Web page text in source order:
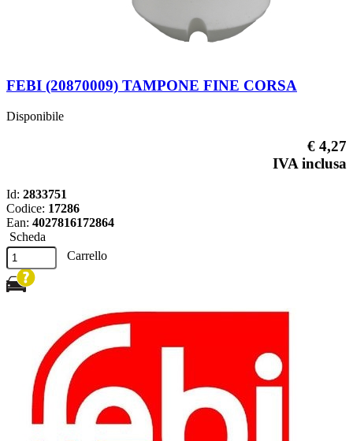
FEBI (20870009) TAMPONE FINE CORSA
Disponibile
€ 4,27
IVA inclusa
Id: 2833751
Codice: 17286
Ean: 4027816172864
Scheda
Carrello